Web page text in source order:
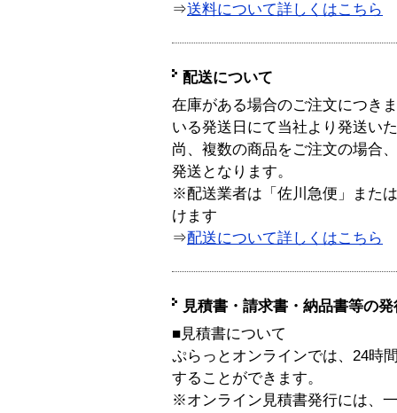
⇒送料について詳しくはこちら
配送について
在庫がある場合のご注文につき
いる発送日にて当社より発送い
尚、複数の商品をご注文の場合
発送となります。
※配送業者は「佐川急便」また
けます
⇒配送について詳しくはこちら
見積書・請求書・納品書等の
■見積書について
ぷらっとオンラインでは、24時
することができます。
※オンライン見積書発行には、